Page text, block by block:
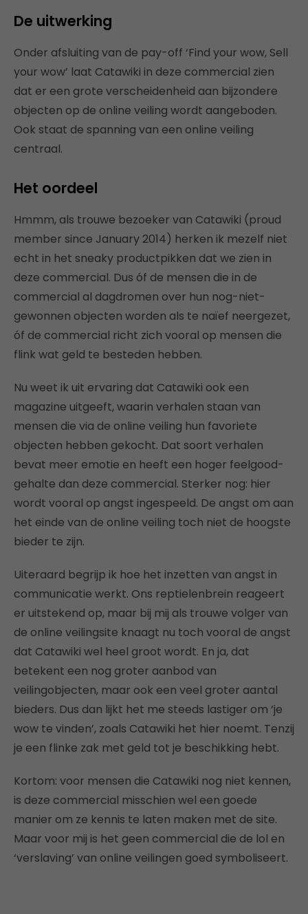
De uitwerking
Onder afsluiting van de pay-off ‘Find your wow, Sell
your wow’ laat Catawiki in deze commercial zien
dat er een grote verscheidenheid aan bijzondere
objecten op de online veiling wordt aangeboden.
Ook staat de spanning van een online veiling
centraal.
Het oordeel
Hmmm, als trouwe bezoeker van Catawiki (proud
member since January 2014) herken ik mezelf niet
echt in het sneaky productpikken dat we zien in
deze commercial. Dus óf de mensen die in de
commercial al dagdromen over hun nog-niet-
gewonnen objecten worden als te naïef neergezet,
óf de commercial richt zich vooral op mensen die
flink wat geld te besteden hebben.
Nu weet ik uit ervaring dat Catawiki ook een
magazine uitgeeft, waarin verhalen staan van
mensen die via de online veiling hun favoriete
objecten hebben gekocht. Dat soort verhalen
bevat meer emotie en heeft een hoger feelgood-
gehalte dan deze commercial. Sterker nog: hier
wordt vooral op angst ingespeeld. De angst om aan
het einde van de online veiling toch niet de hoogste
bieder te zijn.
Uiteraard begrijp ik hoe het inzetten van angst in
communicatie werkt. Ons reptielenbrein reageert
er uitstekend op, maar bij mij als trouwe volger van
de online veilingsite knaagt nu toch vooral de angst
dat Catawiki wel heel groot wordt. En ja, dat
betekent een nog groter aanbod van
veilingobjecten, maar ook een veel groter aantal
bieders. Dus dan lijkt het me steeds lastiger om ‘je
wow te vinden’, zoals Catawiki het hier noemt. Tenzij
je een flinke zak met geld tot je beschikking hebt.
Kortom: voor mensen die Catawiki nog niet kennen,
is deze commercial misschien wel een goede
manier om ze kennis te laten maken met de site.
Maar voor mij is het geen commercial die de lol en
‘verslaving’ van online veilingen goed symboliseert.